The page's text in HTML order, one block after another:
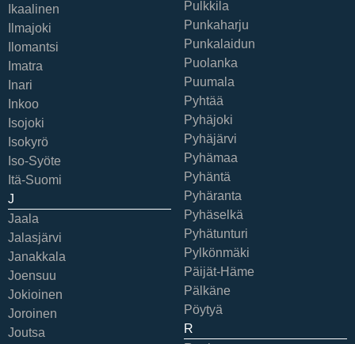
Ikaalinen
Ilmajoki
Ilomantsi
Imatra
Inari
Inkoo
Isojoki
Isokyrö
Iso-Syöte
Itä-Suomi
J
Jaala
Jalasjärvi
Janakkala
Joensuu
Jokioinen
Joroinen
Joutsa
Pulkkila
Punkaharju
Punkalaidun
Puolanka
Puumala
Pyhtää
Pyhäjoki
Pyhäjärvi
Pyhämaa
Pyhäntä
Pyhäranta
Pyhäselkä
Pyhätunturi
Pylkönmäki
Päijät-Häme
Pälkäne
Pöytyä
R